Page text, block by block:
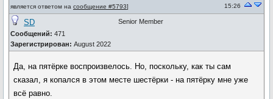
является ответом на сообщение #5793]
15:26
SD
Сообщений: 471
Зарегистрирован: August 2022
Senior Member
Да, на пятёрке воспроизвелось. Но, поскольку, как ты сам
сказал, я копался в этом месте шестёрки - на пятёрку мне уже
всё равно.